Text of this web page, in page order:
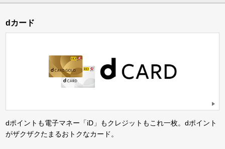
dカード
dポイントも電子マネー「iD」もクレジットもこれ一枚。dポイント
がザクザクたまるおトクなカード。